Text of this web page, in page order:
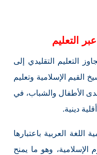
التعليم
التعليم التقليدي إلى
القيم الإسلامية وتعليم
الأطفال والشباب، في
دينية.
اللغة العربية باعتبارها
الإسلامية، وهو ما يمنح